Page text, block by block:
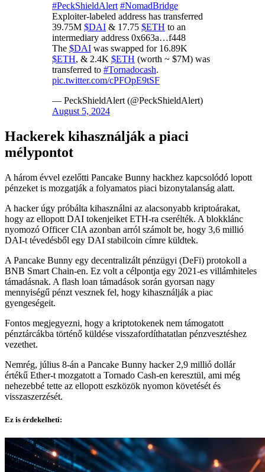
#PeckShieldAlert #NomadBridge
Exploiter-labeled address has transferred
39.75M $DAI & 17.75 $ETH to an
intermediary address 0x663a…f448
The $DAI was swapped for 16.89K
$ETH, & 2.4K $ETH (worth ~ $7M) was
transferred to #Tornadocash.
pic.twitter.com/cPFOpE9tSF
— PeckShieldAlert (@PeckShieldAlert)
August 5, 2024
Hackerek kihasználják a piaci
mélypontot
A három évvel ezelőtti Pancake Bunny hackhez kapcsolódó lopott
pénzeket is mozgatják a folyamatos piaci bizonytalanság alatt.
A hacker úgy próbálta kihasználni az alacsonyabb kriptoárakat,
hogy az ellopott DAI tokenjeiket ETH-ra cserélték. A blokklánc
nyomozó Officer CIA azonban arról számolt be, hogy 3,6 millió
DAI-t tévedésből egy DAI stabilcoin címre küldtek.
A Pancake Bunny egy decentralizált pénzügyi (DeFi) protokoll a
BNB Smart Chain-en. Ez volt a célpontja egy 2021-es villámhiteles
támadásnak. A flash loan támadások során gyorsan nagy
mennyiségű pénzt vesznek fel, hogy kihasználják a piac
gyengeségeit.
Fontos megjegyezni, hogy a kriptotokenek nem támogatott
pénztárcákba történő küldése visszafordíthatatlan pénzvesztéshez
vezethet.
Nemrég, július 8-án a Pancake Bunny hacker 2,9 millió dollár
értékű Ether-t mozgatott a Tornado Cash-en keresztül, ami még
nehezebbé tette az ellopott eszközök nyomon követését és
visszaszerzését.
Ez is érdekelheti: